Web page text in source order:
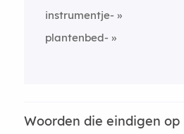
instrumentje-
plantenbed-
Woorden die eindigen op